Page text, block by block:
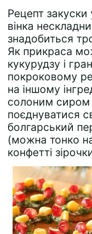
Рецепт закуски
вінка
знадобиться
Як прикраса
кукурудзу і
покроковому
на іншому
солоним сиром
поєднуватися
болгарський
(можна тонко
конфетті